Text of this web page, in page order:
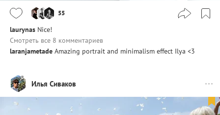
55
laurynas Nice!
Смотреть все 8 комментариев
laranjametade Amazing portrait and minimalism effect Ilya <3
Илья Сиваков